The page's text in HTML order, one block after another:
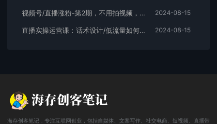
视频号/直播涨粉-第2期，不用拍视频，不用卖货，在直播间做菜，就可以搞钱 2024-08-15
直播实操运营课：话术设计/低流量如何提升/话术框架/全场燃爆/非常干货 2024-08-15
海存创客笔记，专注互联网创业，包括自媒体、文案写作、社交电商、短视频、直播带